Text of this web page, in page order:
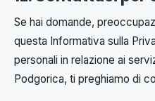
Se hai domande,
questa Informativa sulla
personali in relazione ai
Podgorica, ti preghiamo di